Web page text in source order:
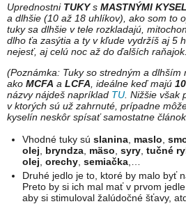
Uprednostni TUKYs MASTNÝMI
a dlhšie (10 až 18 uhlíkov), ako som to
tuky sa dlhšie v tele rozkladajú,
dlho ťa zasýtia a ty v kľude vydržíš aj 5
nejesť, aj celú noc až do ďalších raňajok.
(Poznámka: Tuky so stredným a dlhším
ako MCFA a LCFA , ideálne keď majú
názvy nájdeš napríklad TU . Nižšie
v ktorých sú už zahrnuté, prípadne
kyselín neskôr spísať samostatne
Vhodné tuky súslanina maslo ,
olej
bryndza mäso ,syry ,tučné
olej ,orechy ,semiačka
Druhé jedlo je to, ktoré by malo byť
Preto by si ich mal mať v prvom
aby si stimuloval žalúdočné šťavy,